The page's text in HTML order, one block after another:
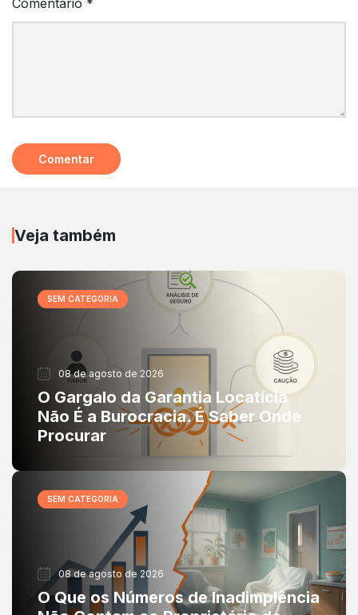
Veja também
SEM CATEGORIA
08 de agosto de 2026
O Gargalo da Garantia Locatícia
Não É a Burocracia. É Saber Onde
Procurar
SEM CATEGORIA
08 de agosto de 2026
O Que os Números de Inadimplência